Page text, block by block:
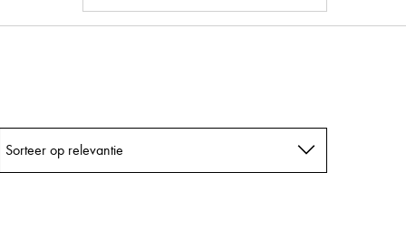
Sorteer op relevantie